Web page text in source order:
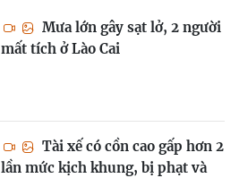
Mưa lớn gây sạt lở, 2 người
mất tích ở Lào Cai
Tài xế có cồn cao gấp hơn 2
lần mức kịch khung, bị phạt và